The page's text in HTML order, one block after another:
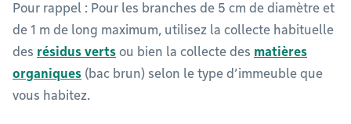
Pour rappel : Pour les branches de 5 cm de diamètre et
de 1 m de long maximum, utilisez la collecte habituelle
des résidus verts ou bien la collecte des matières
organiques (bac brun) selon le type d’immeuble que
vous habitez.